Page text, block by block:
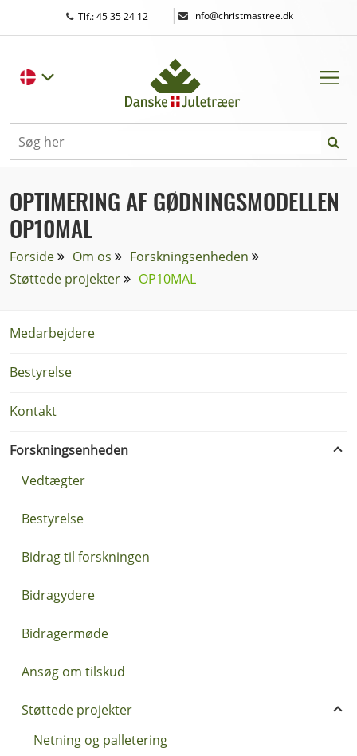
Tlf.: 45 35 24 12 | info@christmastree.dk
OPTIMERING AF GØDNINGSMODELLEN
OP10MAL
Forside Om os
Forskningsenheden
Støttede projekter
OP10MAL
Medarbejdere
Bestyrelse
Kontakt
Forskningsenheden
Vedtægter
Bestyrelse
Bidrag til forskningen
Bidragydere
Bidragermøde
Ansøg om tilskud
Støttede projekter
Netning og palletering